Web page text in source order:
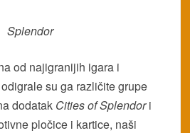
Splendor
od najigranijih igara i
su ga različite grupe
dodatak Cities of Splendori
pločice i kartice, naši